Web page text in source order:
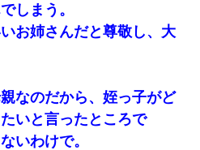
しまう。
お姉さんだと尊敬し、大
なのだから、姪っ子がど
いと言ったところで
いわけで。